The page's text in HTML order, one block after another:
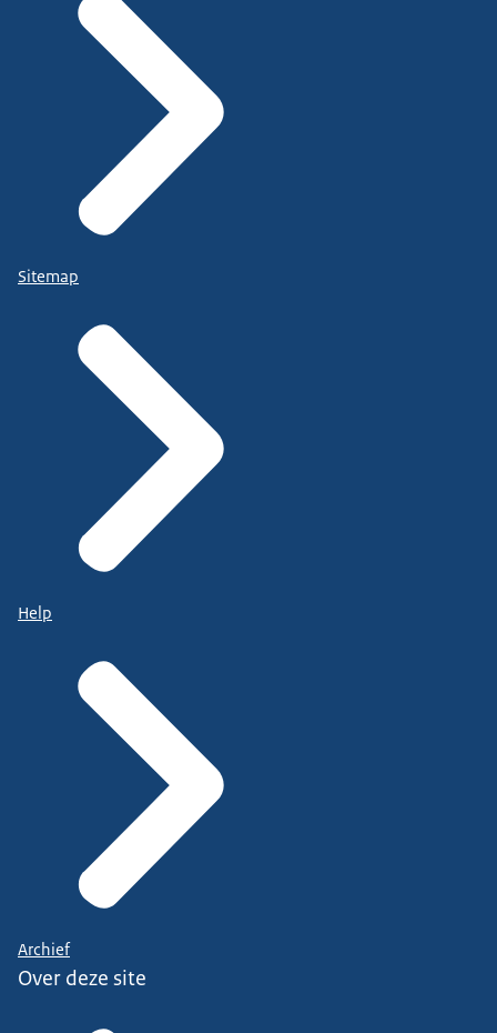
Sitemap
Help
Archief
Over deze site